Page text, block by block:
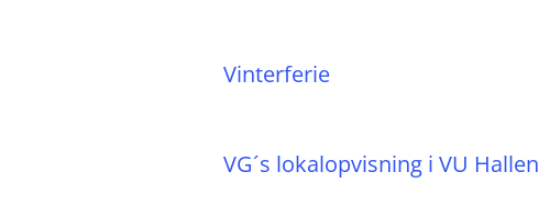
Vinterferie
VG´s lokalopvisning i VU Hallen